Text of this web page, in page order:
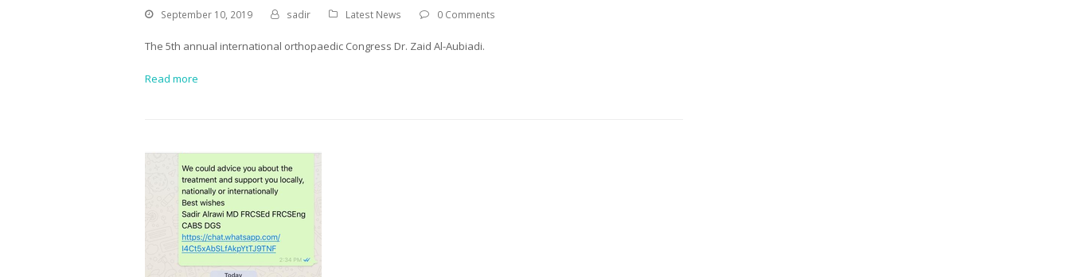
September 10, 2019 sadir Latest News 0 Comments
The 5th annual international orthopaedic Congress Dr. Zaid Al-Aubiadi.
Read more